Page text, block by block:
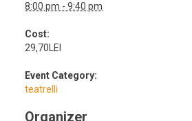
8:00 pm - 9:40 pm
Cost:
29,70LEI
Event Category:
teatrelli
Organizer